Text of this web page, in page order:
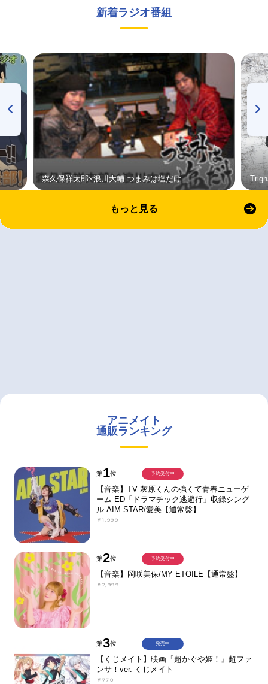
新着ラジオ番組
森久保祥太郎×浪川大輔 つまみは塩だけ
もっと見る
アニメイト
通販ランキング
第1位
【音楽】TV 灰原くんの強くて青春ニューゲ
ーム ED「ドラマチック逃避行」収録シング
ル AIM STAR/愛美【通常盤】
￥1,999
予約受付中
第2位
【音楽】岡咲美保/MY ETOILE【通常盤】
￥2,999
予約受付中
第3位
【くじメイト】映画『超かぐや姫！』超ファ
ンサ！ver. くじメイト
￥770
発売中